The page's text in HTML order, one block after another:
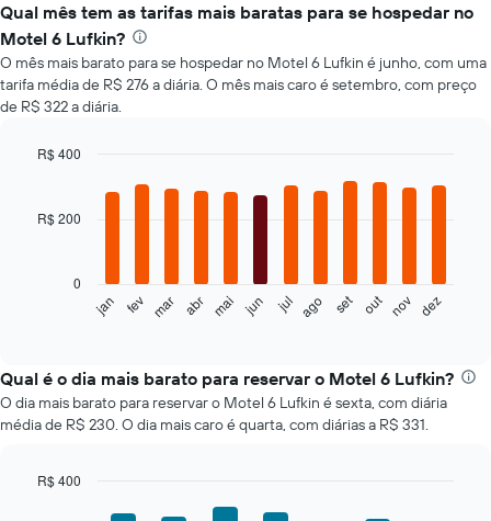
Qual mês tem as tarifas mais baratas para se hospedar no
Motel 6 Lufkin?
O mês mais barato para se hospedar no Motel 6 Lufkin é junho, com uma
tarifa média de R$ 276 a diária. O mês mais caro é setembro, com preço
de R$ 322 a diária.
with
12
exibe
preço
médio
um
jan fev mar abr mai jun jul ago set out nov dez
0
R$ 200
R$ 400
Qual é o dia mais barato para reservar o Motel 6 Lufkin?
O dia mais barato para reservar o Motel 6 Lufkin é sexta, com diária
média de R$ 230. O dia mais caro é quarta, com diárias a R$ 331.
R$ 400